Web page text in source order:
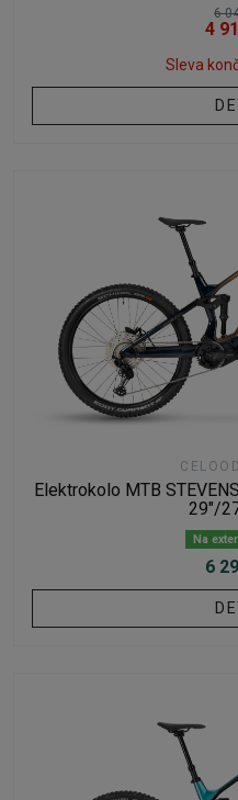
6
4
Sleva
Elektrokolo MTB
29"/
Na
6